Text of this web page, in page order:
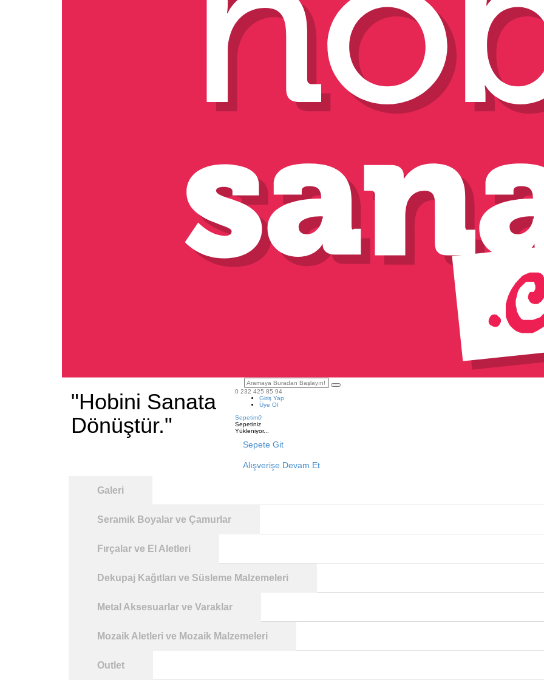
"Hobini Sanata
Dönüştür."
0 232 425 85 94
Giriş Yap
Üye Ol
Sepetim0
Sepetiniz
Yükleniyor...
Sepete Git
Alışverişe Devam Et
Galeri
Seramik Boyalar ve Çamurlar
Fırçalar ve El Aletleri
Dekupaj Kağıtları ve Süsleme Malzemeleri
Metal Aksesuarlar ve Varaklar
Mozaik Aletleri ve Mozaik Malzemeleri
Outlet